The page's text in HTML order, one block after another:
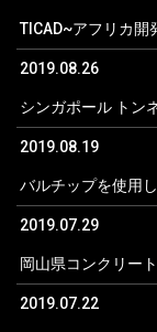
TICAD~アフリカ
2019.08.26
シンガポール トン
2019.08.19
バルチップを使用
2019.07.29
岡山県コンクリー
2019.07.22